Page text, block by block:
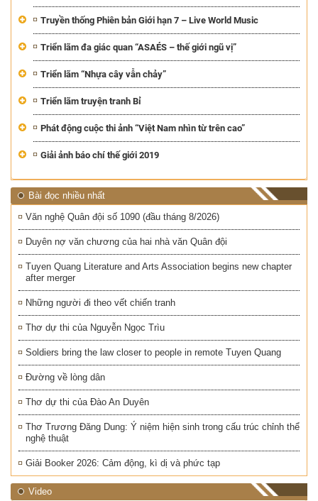
Truyền thống Phiên bản Giới hạn 7 – Live World Music
Triển lãm đa giác quan “ASAÉS – thế giới ngũ vị”
Triển lãm “Nhựa cây vẫn chảy”
Triển lãm truyện tranh Bỉ
Phát động cuộc thi ảnh “Việt Nam nhìn từ trên cao”
Giải ảnh báo chí thế giới 2019
Bài đọc nhiều nhất
Văn nghệ Quân đội số 1090 (đầu tháng 8/2026)
Duyên nợ văn chương của hai nhà văn Quân đội
Tuyen Quang Literature and Arts Association begins new chapter
after merger
Những người đi theo vết chiến tranh
Thơ dự thi của Nguyễn Ngọc Trìu
Soldiers bring the law closer to people in remote Tuyen Quang
Đường về lòng dân
Thơ dự thi của Đào An Duyên
Thơ Trương Đăng Dung: Ý niệm hiện sinh trong cấu trúc chỉnh thể
nghệ thuật
Giải Booker 2026: Cảm động, kì dị và phức tạp
Video